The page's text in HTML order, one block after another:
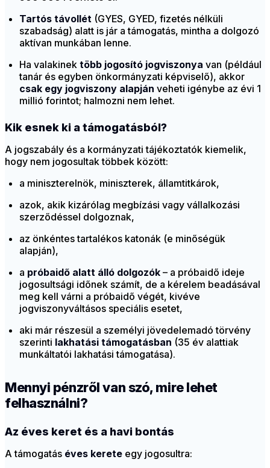
Tartós távollét (GYES, GYED, fizetés nélküli
szabadság) alatt is jár a támogatás, mintha a dolgozó
aktívan munkában lenne.
Ha valakinek több jogosító jogviszonya van (például
tanár és egyben önkormányzati képviselő), akkor
csak egy jogviszony alapján veheti igénybe az évi 1
millió forintot; halmozni nem lehet.
Kik esnek ki a támogatásból?
A jogszabály és a kormányzati tájékoztatók kiemelik,
hogy nem jogosultak többek között:
a miniszterelnök, miniszterek, államtitkárok,
azok, akik kizárólag megbízási vagy vállalkozási
szerződéssel dolgoznak,
az önkéntes tartalékos katonák (e minőségük
alapján),
a próbaidő alatt álló dolgozók – a próbaidő ideje
jogosultsági időnek számít, de a kérelem beadásával
meg kell várni a próbaidő végét, kivéve
jogviszonyváltásos speciális esetet,
aki már részesül a személyi jövedelemadó törvény
szerinti lakhatási támogatásban (35 év alattiak
munkáltatói lakhatási támogatása).
Mennyi pénzről van szó, mire lehet
felhasználni?
Az éves keret és a havi bontás
A támogatás éves kerete egy jogosultra: